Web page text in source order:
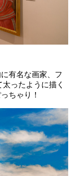
有名な画家、フ
ったように描く
ちゃり！